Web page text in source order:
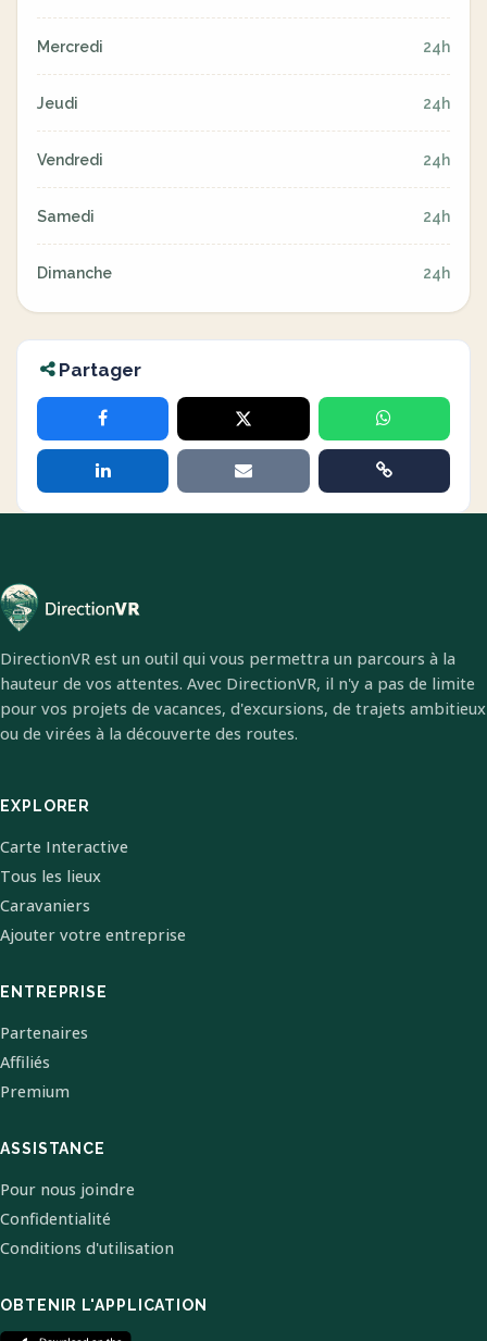
Mercredi 24h
Jeudi 24h
Vendredi 24h
Samedi 24h
Dimanche 24h
Partager
DirectionVR est un outil qui vous permettra un parcours à la
hauteur de vos attentes. Avec DirectionVR, il n'y a pas de limite
pour vos projets de vacances, d'excursions, de trajets ambitieux
ou de virées à la découverte des routes.
EXPLORER
Carte Interactive
Tous les lieux
Caravaniers
Ajouter votre entreprise
ENTREPRISE
Partenaires
Affiliés
Premium
ASSISTANCE
Pour nous joindre
Confidentialité
Conditions d'utilisation
OBTENIR L'APPLICATION